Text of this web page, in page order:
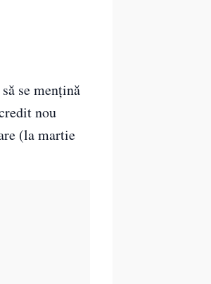
se menţină
nou
(la martie